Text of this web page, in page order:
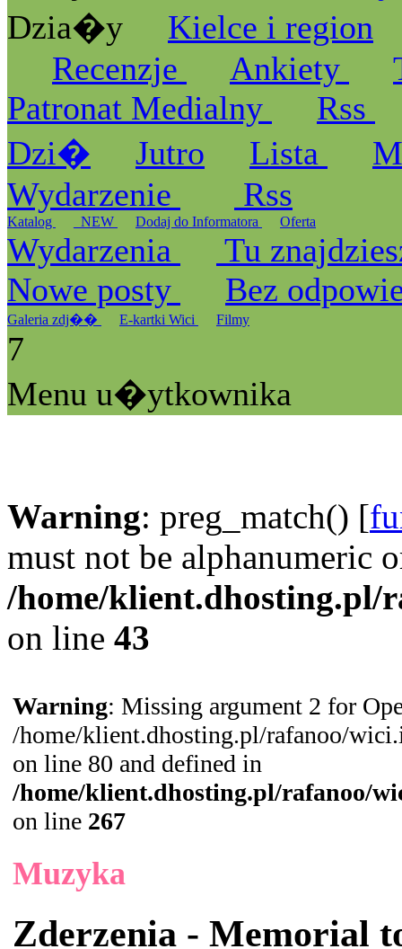
Dzia�y
Kielce i region
Recenzje
Ankiety
Patronat Medialny
Rss
Dzi�
Jutro Lista
Wydarzenie
Rss
Katalog _NEW Dodaj do Informatora Oferta
Wydarzenia
Tu
Nowe posty
Bez
Galeria zdj�� E-kartki Wici Filmy
7
Menu u�ytkownika
Warning: preg_match() [
must not be alphanumeric
/home/klient.dhosting.pl/
on line 43
Warning: Missing argument 2 for
/home/klient.dhosting.pl/rafanoo/
on line 80 and defined in
/home/klient.dhosting.pl/rafanoo/
on line 267
Muzyka
Zderzenia - Memorial